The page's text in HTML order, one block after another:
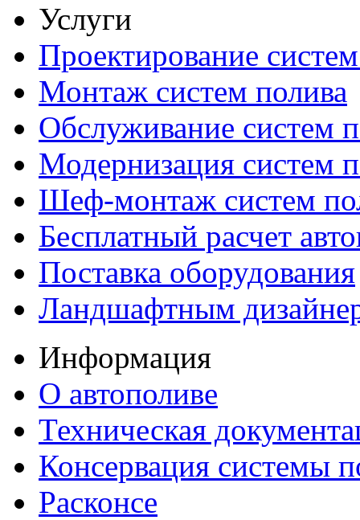
Услуги
Проектирование
Монтаж систем полива
Обслуживание систем
Модернизация систем
Шеф-монтаж систем
Бесплатный расчет
Поставка оборудования
Ландшафтным
Информация
О автополиве
Техническая
Консервация системы
Расконсе